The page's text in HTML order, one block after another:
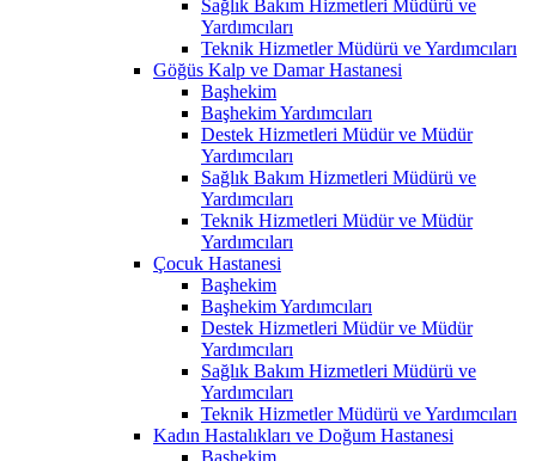
Sağlık Bakım Hizmetleri Müdürü ve
Yardımcıları
Teknik Hizmetler Müdürü ve Yardımcıları
Göğüs Kalp ve Damar Hastanesi
Başhekim
Başhekim Yardımcıları
Destek Hizmetleri Müdür ve Müdür
Yardımcıları
Sağlık Bakım Hizmetleri Müdürü ve
Yardımcıları
Teknik Hizmetleri Müdür ve Müdür
Yardımcıları
Çocuk Hastanesi
Başhekim
Başhekim Yardımcıları
Destek Hizmetleri Müdür ve Müdür
Yardımcıları
Sağlık Bakım Hizmetleri Müdürü ve
Yardımcıları
Teknik Hizmetler Müdürü ve Yardımcıları
Kadın Hastalıkları ve Doğum Hastanesi
Başhekim